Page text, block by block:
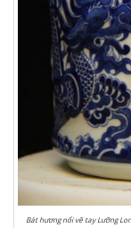
Bát hương nổi vẽ tay Lưỡng